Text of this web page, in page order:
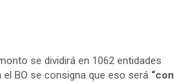
se dividirá en 1062 entidades
el BO se consigna que eso será “con